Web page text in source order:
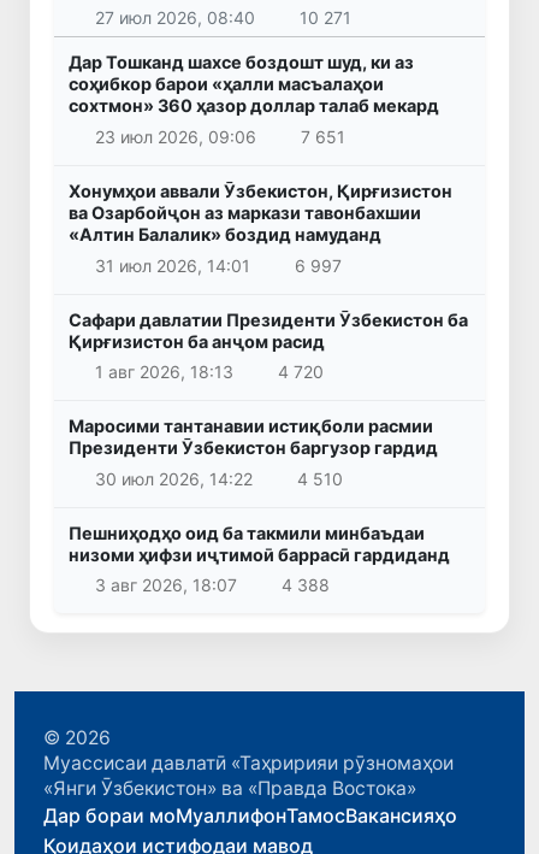
27 июл 2026, 08:40 10 271
Дар Тошканд шахсе боздошт шуд, ки аз
соҳибкор барои «ҳалли масъалаҳои
сохтмон» 360 ҳазор доллар талаб мекард
23 июл 2026, 09:06
7 651
Хонумҳои аввали Ӯзбекистон, Қирғизистон
ва Озарбойҷон аз маркази тавонбахшии
«Алтин Балалик» боздид намуданд
31 июл 2026, 14:01
6 997
Сафари давлатии Президенти Ӯзбекистон ба
Қирғизистон ба анҷом расид
1 авг 2026, 18:13
4 720
Маросими тантанавии истиқболи расмии
Президенти Ӯзбекистон баргузор гардид
30 июл 2026, 14:22
4 510
Пешниҳодҳо оид ба такмили минбаъдаи
низоми ҳифзи иҷтимоӣ баррасӣ гардиданд
3 авг 2026, 18:07
4 388
© 2026
Муассисаи давлатӣ «Таҳририяи рӯзномаҳои
«Янги Ӯзбекистон» ва «Правда Востока»
Дар бораи моМуаллифонТамосВакансияҳо
Қоидаҳои истифодаи мавод